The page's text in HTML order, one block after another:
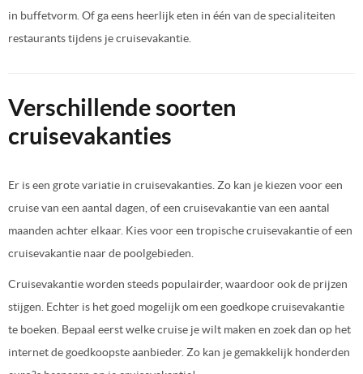
in buffetvorm. Of ga eens heerlijk eten in één van de specialiteiten
restaurants tijdens je cruisevakantie.
Verschillende soorten
cruisevakanties
Er is een grote variatie in cruisevakanties. Zo kan je kiezen voor een
cruise van een aantal dagen, of een cruisevakantie van een aantal
maanden achter elkaar. Kies voor een tropische cruisevakantie of een
cruisevakantie naar de poolgebieden.
Cruisevakantie worden steeds populairder, waardoor ook de prijzen
stijgen. Echter is het goed mogelijk om een goedkope cruisevakantie
te boeken. Bepaal eerst welke cruise je wilt maken en zoek dan op het
internet de goedkoopste aanbieder. Zo kan je gemakkelijk honderden